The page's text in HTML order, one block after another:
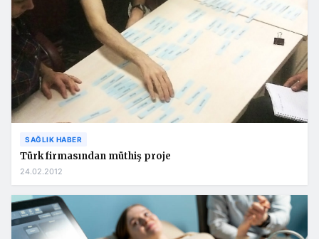
SAĞLIK HABER
Türk firmasından müthiş proje
24.02.2012